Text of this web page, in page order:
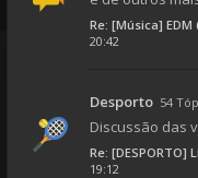
Re: [Música] EDM
20:42
Desporto 54
Discussão das
Re: [DESPORTO]
19:12